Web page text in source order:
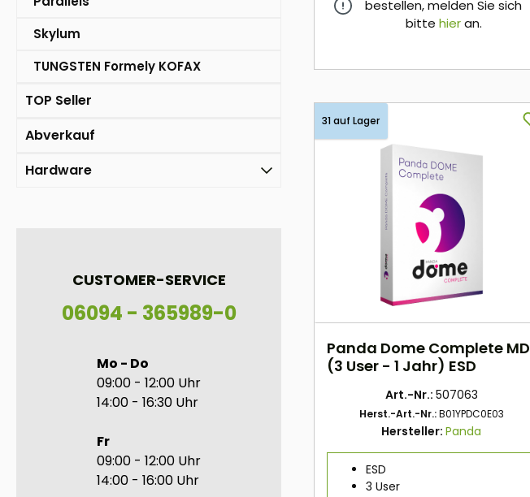
Skylum
TUNGSTEN Formely KOFAX
TOP Seller
Abverkauf
Hardware
CUSTOMER-SERVICE
06094 - 365989-0
Mo - Do
09:00 - 12:00 Uhr
14:00 - 16:30 Uhr
Fr
09:00 - 12:00 Uhr
14:00 - 16:00 Uhr
bestellen, melden Sie sich
bitte hieran.
31 auf Lager
Panda Dome Complete MD
(3 User - 1 Jahr) ESD
Art.-Nr.: 507063
Herst.-Art.-Nr.:B01YPDC0E03
Hersteller:Panda
ESD
3 User